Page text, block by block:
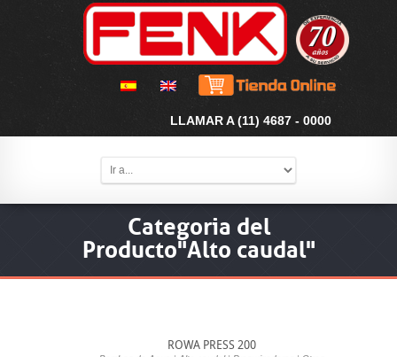
LLAMAR A (11) 4687 - 0000
Categoria del
Producto"Alto caudal"
ROWA PRESS 200